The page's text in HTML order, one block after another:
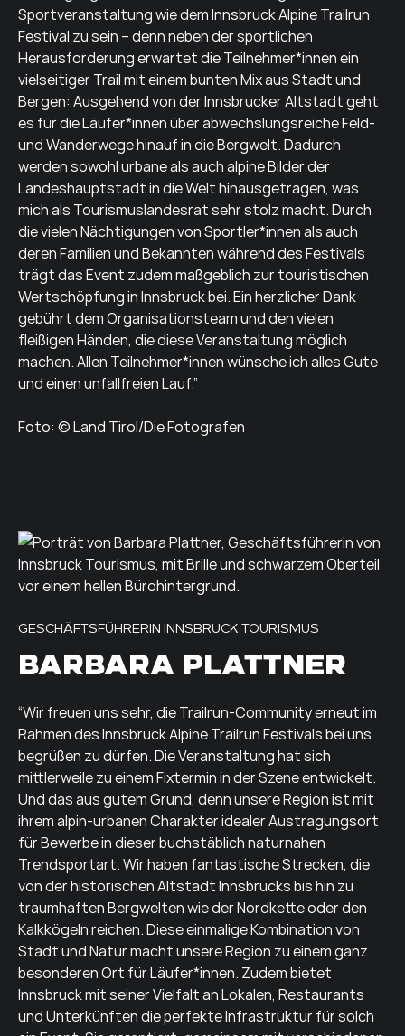
Sportveranstaltung wie dem Innsbruck Alpine Trailrun
Festival zu sein – denn neben der sportlichen
Herausforderung erwartet die Teilnehmer*innen ein
vielseitiger Trail mit einem bunten Mix aus Stadt und
Bergen: Ausgehend von der Innsbrucker Altstadt geht
es für die Läufer*innen über abwechslungsreiche Feld-
und Wanderwege hinauf in die Bergwelt. Dadurch
werden sowohl urbane als auch alpine Bilder der
Landeshauptstadt in die Welt hinausgetragen, was
mich als Tourismuslandesrat sehr stolz macht. Durch
die vielen Nächtigungen von Sportler*innen als auch
deren Familien und Bekannten während des Festivals
trägt das Event zudem maßgeblich zur touristischen
Wertschöpfung in Innsbruck bei. Ein herzlicher Dank
gebührt dem Organisationsteam und den vielen
fleißigen Händen, die diese Veranstaltung möglich
machen. Allen Teilnehmer*innen wünsche ich alles Gute
und einen unfallfreien Lauf.”
Foto: © Land Tirol/Die Fotografen
GESCHÄFTSFÜHRERIN INNSBRUCK TOURISMUS
BARBARA PLATTNER
“Wir freuen uns sehr, die Trailrun-Community erneut im
Rahmen des Innsbruck Alpine Trailrun Festivals bei uns
begrüßen zu dürfen. Die Veranstaltung hat sich
mittlerweile zu einem Fixtermin in der Szene entwickelt.
Und das aus gutem Grund, denn unsere Region ist mit
ihrem alpin-urbanen Charakter idealer Austragungsort
für Bewerbe in dieser buchstäblich naturnahen
Trendsportart. Wir haben fantastische Strecken, die
von der historischen Altstadt Innsbrucks bis hin zu
traumhaften Bergwelten wie der Nordkette oder den
Kalkkögeln reichen. Diese einmalige Kombination von
Stadt und Natur macht unsere Region zu einem ganz
besonderen Ort für Läufer*innen. Zudem bietet
Innsbruck mit seiner Vielfalt an Lokalen, Restaurants
und Unterkünften die perfekte Infrastruktur für solch